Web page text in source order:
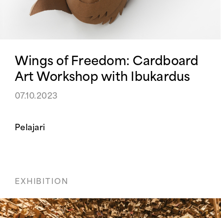
Wings of Freedom: Cardboard
Art Workshop with Ibukardus
07.10.2023
Pelajari
EXHIBITION